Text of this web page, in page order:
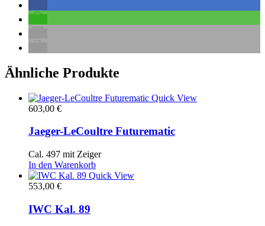
Ähnliche Produkte
Quick View
603,00 €
Jaeger-LeCoultre Futurematic
Cal. 497 mit Zeiger
In den Warenkorb
Quick View
553,00 €
IWC Kal. 89